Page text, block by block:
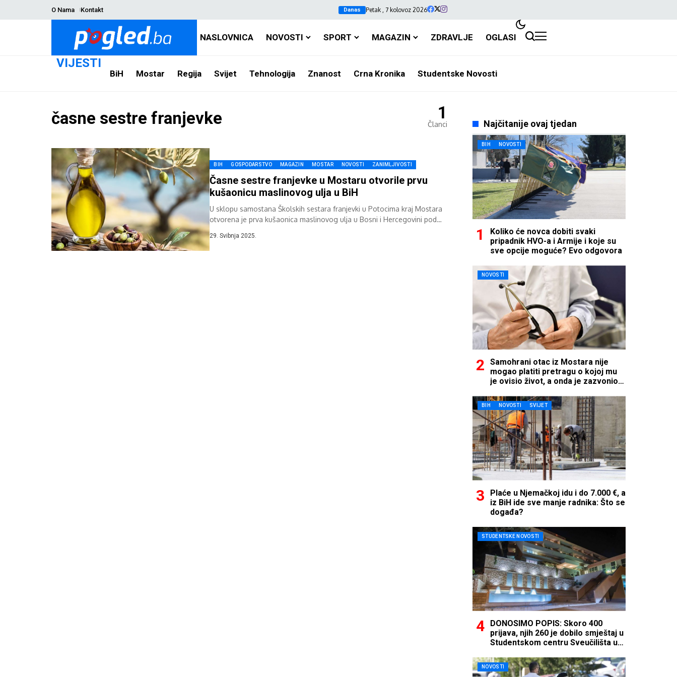
O Nama Kontakt Danas Petak , 7 kolovoz 2026
NASLOVNICA NOVOSTI SPORT MAGAZIN ZDRAVLJE OGLASI
VIJESTI
BiH Mostar Regija Svijet Tehnologija Znanost Crna Kronika Studentske Novosti
časne sestre franjevke 1
Članci
BIH GOSPODARSTVO MAGAZIN MOSTAR NOVOSTI ZANIMLJIVOSTI
Časne sestre franjevke u Mostaru otvorile prvu
kušaonicu maslinovog ulja u BiH
U sklopu samostana Školskih sestara franjevki u Potocima kraj Mostara
otvorena je prva kušaonica maslinovog ulja u Bosni i Hercegovini pod
29. Svibnja 2025.
Najčitanije ovaj tjedan
BIH NOVOSTI
Koliko će novca dobiti svaki
pripadnik HVO-a i Armije i koje su
sve opcije moguće? Evo odgovora
NOVOSTI
Samohrani otac iz Mostara nije
mogao platiti pretragu o kojoj mu
je ovisio život, a onda je zazvonio
BIH NOVOSTI SVIJET
Plaće u Njemačkoj idu i do 7.000 €, a
iz BiH ide sve manje radnika: Što se
događa?
STUDENTSKE NOVOSTI
DONOSIMO POPIS: Skoro 400
prijava, njih 260 je dobilo smještaj u
Studentskom centru Sveučilišta u
NOVOSTI